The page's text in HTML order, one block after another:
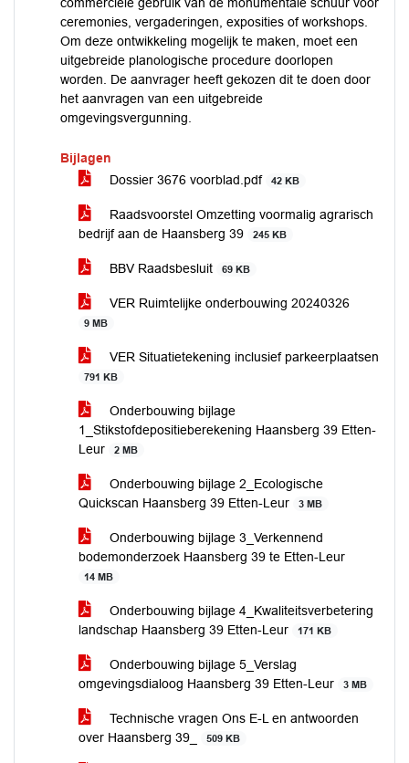
ceremonies, vergaderingen, exposities of workshops.
Om deze ontwikkeling mogelijk te maken, moet een
uitgebreide planologische procedure doorlopen
worden. De aanvrager heeft gekozen dit te doen door
het aanvragen van een uitgebreide
omgevingsvergunning.
Bijlagen
Dossier 3676 voorblad.pdf
42 KB
Raadsvoorstel Omzetting voormalig agrarisch
bedrijf aan de Haansberg 39
245 KB
BBV Raadsbesluit 69 KB
VER Ruimtelijke onderbouwing 20240326
9 MB
VER Situatietekening inclusief parkeerplaatsen
791 KB
Onderbouwing bijlage
1_Stikstofdepositieberekening Haansberg 39 Etten-
Leur
2 MB
Onderbouwing bijlage 2_Ecologische
Quickscan Haansberg 39 Etten-Leur
3 MB
Onderbouwing bijlage 3_Verkennend
bodemonderzoek Haansberg 39 te Etten-Leur
14 MB
Onderbouwing bijlage 4_Kwaliteitsverbetering
landschap Haansberg 39 Etten-Leur
171 KB
Onderbouwing bijlage 5_Verslag
omgevingsdialoog Haansberg 39 Etten-Leur
3 MB
Technische vragen Ons E-L en antwoorden
over Haansberg 39_
509 KB